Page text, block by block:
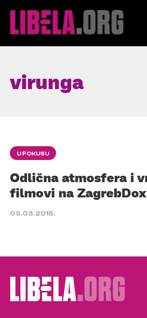
virunga
U FOKUSU
Odlična atmosfera i
filmovi na
03.03.2015.